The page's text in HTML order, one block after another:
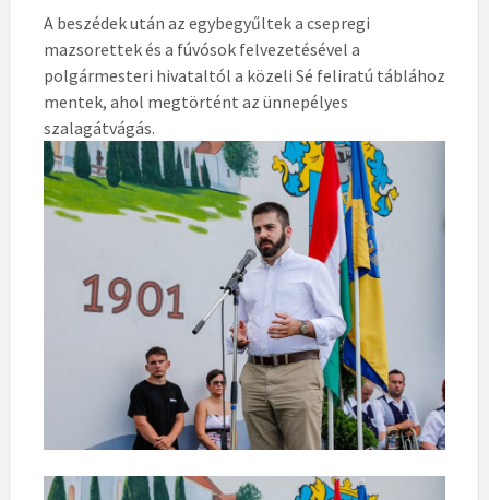
A beszédek után az egybegyűltek a csepregi
mazsorettek és a fúvósok felvezetésével a
polgármesteri hivataltól a közeli Sé feliratú táblához
mentek, ahol megtörtént az ünnepélyes
szalagátvágás.